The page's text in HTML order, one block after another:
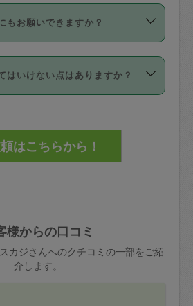
ださい。
】タスカジさんの登録に際
損害賠償保険について教えて
セル（定期、スポット契約
る※と、以下のキャンセル
す。
ル料：
24時間前＝依頼料金の50%
による当日キャンセル＝依頼
＋交通費全額
前9時以降はキャンセル料が
」というメニューはありま
回のみ」依頼を活用するこ
気に入ったタスカジさんを
合う気になるタスカジさ
い。
番気に入ったタスカジさんに
もお願いできますか？
作業はタスカジさんの同意
数回の依頼ののち、タスカ
者の間で十分な信頼関係が
屋に入るためにタスカジさん
損害保険の対象外となるので
い。
はいけない点はありますか？
かかるロッカーや金庫に入
の責任の元管理するよう心掛
。
らも参照ください ： 初めて
。注意しなくてはいけない点
？
様からの口コミ
カジさんへのクチコミの一部をご紹
介します。